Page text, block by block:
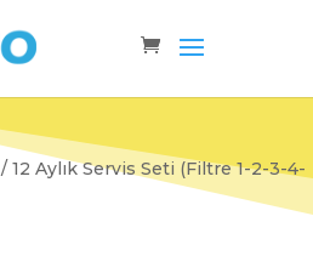
/ 12 Aylık Servis Seti (Filtre 1-2-3-4-